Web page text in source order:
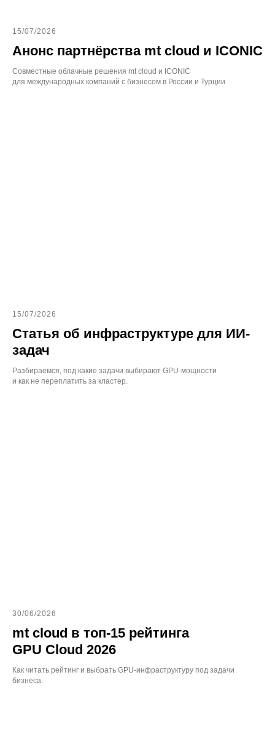
15/07/2026
Анонс партнёрства mt cloud и ICONIC
Совместные облачные решения mt cloud и ICONIC
для международных компаний с бизнесом в России и Турции
15/07/2026
Статья об инфраструктуре для ИИ-
задач
Разбираемся, под какие задачи выбирают GPU-мощности
и как не переплатить за кластер.
30/06/2026
mt cloud в топ-15 рейтинга
GPU Cloud 2026
Как читать рейтинг и выбрать GPU-инфраструктуру под задачи
бизнеса.